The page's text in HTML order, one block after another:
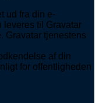
ud fra din e-
leveres til Gravatar
Gravatar tjenestens
af din
for offentligheden